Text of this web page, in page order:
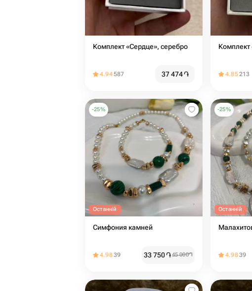
Комплект «Сердце», серебро
4.94587 37 474֏
Комплект
4.85213
-25%
Останній
Симфония камней
4.9839 33 750֏45 000֏
-25%
Останній
4.9839